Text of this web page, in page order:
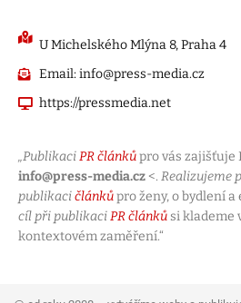
U Michelského Mlýna 8, Praha 4
Email: info@press-media.cz
https://pressmedia.net
„PublikaciPR článkůpro vás zajišťuje
info@press-media.cz <. Realizujeme
publikacičlánkůpro ženy, o bydlení a
cíl při publikaciPR článků si klademe
kontextovém zaměření.“